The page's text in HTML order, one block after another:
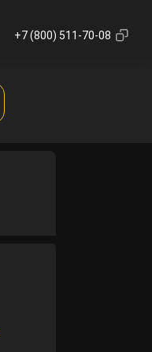
+7 (800) 511-70-08